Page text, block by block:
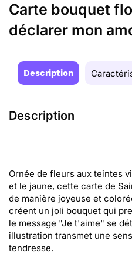
Carte bouquet
déclarer mon
Description
Description
Ornée de fleurs aux teintes
et le jaune, cette carte de
de manière joyeuse et
créent un joli bouquet qui
le message "Je t'aime" se
illustration transmet une
tendresse.